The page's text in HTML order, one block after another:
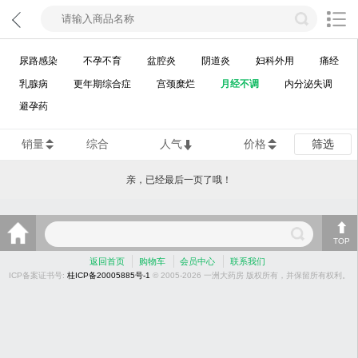
尿路感染 不孕不育 盆腔炎 阴道炎 妇科外用 痛经
乳腺病 更年期综合症 宫颈糜烂 月经不调 内分泌失调
避孕药
销量 综合 人气 价格 筛选
亲，已经最后一页了哦！
TOP
返回首页 购物车 会员中心 联系我们
ICP备案证书号: 桂ICP备20005885号-1 © 2005-2026 一洲大药房 版权所有，并保留所有权利。